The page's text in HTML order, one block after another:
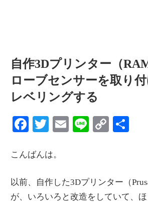
自作3Dプリンター（
ローブセンサーを取り
レベリングする
Facebook
Twitter
EmailLineCopy
こんばんは。
以前、自作した3Dプリンター（
が、いろいろと改造をしていて、ほ